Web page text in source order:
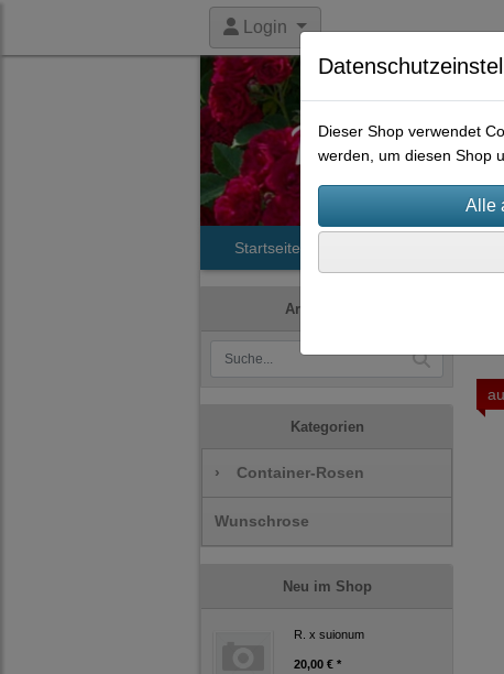
Login
Startseite
Artikelsuche
Kategorien
› Container-Rosen
Wunschrose
Neu im Shop
R. x suionum
20,00 € *
Dieser Shop verwendet
werden, um diesen Shop